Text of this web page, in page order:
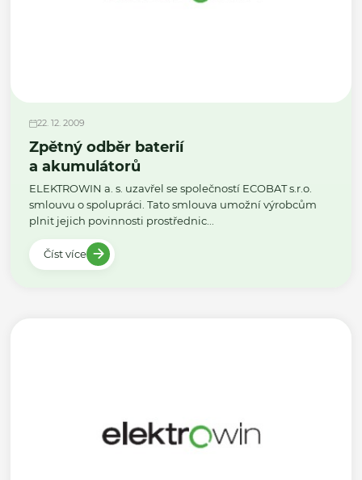
22. 12. 2009
Zpětný odběr baterií
a akumulátorů
ELEKTROWIN a. s. uzavřel se společností ECOBAT s.r.o.
smlouvu o spolupráci. Tato smlouva umožní výrobcům
plnit jejich povinnosti prostřednic...
Číst více